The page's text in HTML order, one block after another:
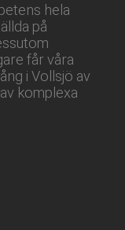
hela
på
får våra
i Vollsjö av
komplexa